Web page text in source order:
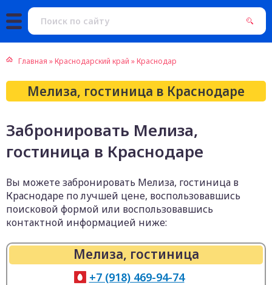
Главная »Краснодарский край »Краснодар
Мелиза, гостиница в Краснодаре
Забронировать Мелиза,
гостиница в Краснодаре
Вы можете забронировать Мелиза, гостиница в
Краснодаре по лучшей цене, воспользовавшись
поисковой формой или воспользовавшись
контактной информацией ниже:
Мелиза, гостиница
+7 (918) 469-94-74